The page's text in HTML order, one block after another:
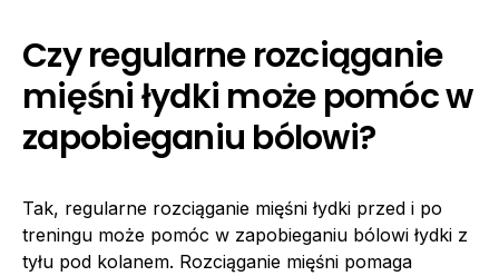
Czy regularne rozciąganie
mięśni łydki może pomóc w
zapobieganiu bólowi?
Tak, regularne rozciąganie mięśni łydki przed i po
treningu może pomóc w zapobieganiu bólowi łydki z
tyłu pod kolanem. Rozciąganie mięśni pomaga